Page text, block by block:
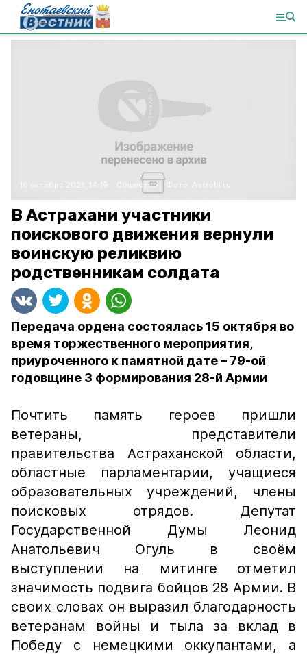
Общество
В Астрахани участники
поискового движения вернули
воинскую реликвию
родственникам солдата
Передача ордена состоялась 15 октября во
время торжественного мероприятия,
приуроченного к памятной дате – 79-ой
годовщине 3 формирования 28-й Армии
Почтить память героев пришли
ветераны, представители
правительства Астраханской области,
областные парламентарии, учащиеся
образовательных учреждений, члены
поисковых отрядов. Депутат
Государственной Думы Леонид
Анатольевич Огуль в своём
выступлении на митинге отметил
значимость подвига бойцов 28 Армии. В
своих словах он выразил благодарность
ветеранам войны и тыла за вклад в
Победу с немецкими оккупантами, а